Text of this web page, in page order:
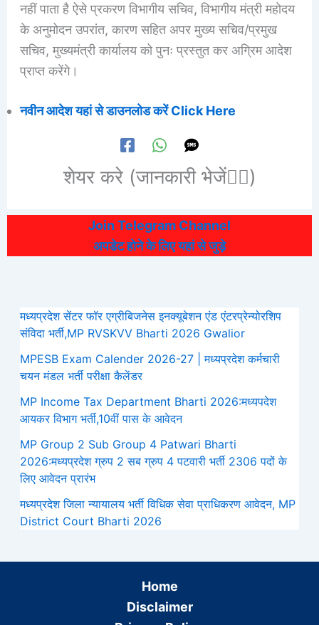
नहीं पाता है ऐसे प्रकरण विभागीय सचिव, विभागीय मंत्री महोदय
के अनुमोदन उपरांत, कारण सहित अपर मुख्य सचिव/प्रमुख
सचिव, मुख्यमंत्री कार्यालय को पुनः प्रस्तुत कर अग्रिम आदेश
प्राप्त करेंगे।
नवीन आदेश यहां से डाउनलोड करें Click Here
शेयर करे (जानकारी भेजें👆🏻)
Join Telegram Channel
अपडेट होने के लिए यहां से जुड़े
मध्यप्रदेश सेंटर फॉर एग्रीबिजनेस इनक्यूबेशन एंड एंटरप्रेन्योरशिप
संविदा भर्ती,MP RVSKVV Bharti 2026 Gwalior
MPESB Exam Calender 2026-27 | मध्यप्रदेश कर्मचारी
चयन मंडल भर्ती परीक्षा कैलेंडर
MP Income Tax Department Bharti 2026:मध्‍यपदेश
आयकर विभाग भर्ती,10वीं पास के आवेदन
MP Group 2 Sub Group 4 Patwari Bharti
2026:मध्यप्रदेश ग्रुप 2 सब ग्रुप 4 पटवारी भर्ती 2306 पदों के
लिए आवेदन प्रारंभ
मध्‍यप्रदेश जिला न्यायालय भर्ती विधिक सेवा प्राधिकरण आवेदन, MP
District Court Bharti 2026
Home
Disclaimer